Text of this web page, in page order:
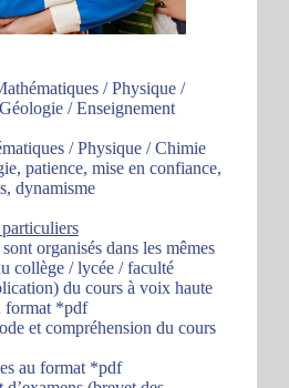
/ Physique /
/ Enseignement
/ Physique / Chimie
patience, mise en confiance,
dynamisme
organisés dans les mêmes
collège / lycée / faculté
du cours à voix haute
format *pdf
et compréhension du cours
au format *pdf